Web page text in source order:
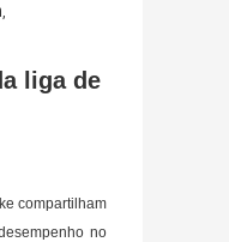
,
liga de
compartilham
no